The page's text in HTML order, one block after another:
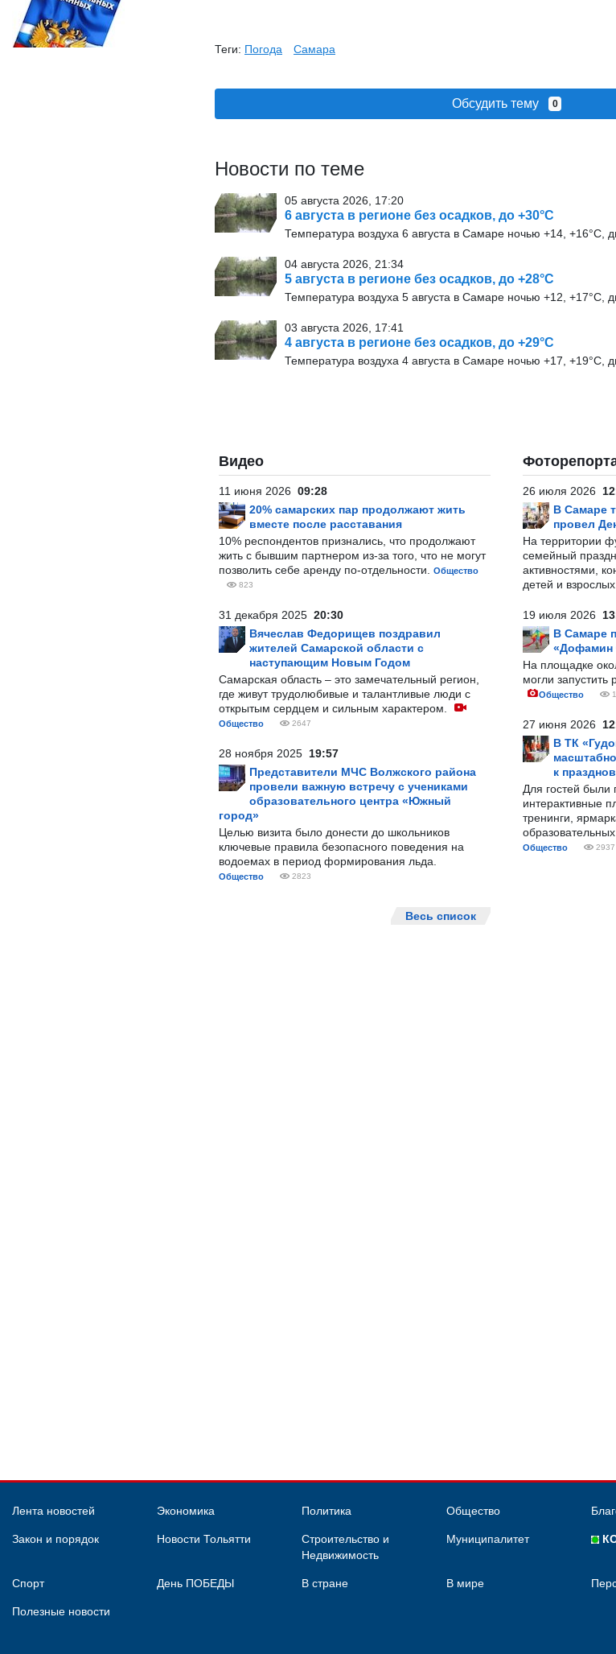
Теги: Погода Самара
Обсудить тему 0
Новости по теме
05 августа 2026, 17:20
6 августа в регионе без осадков, до +30°С
Температура воздуха 6 августа в Самаре ночью +14, +16°С,
04 августа 2026, 21:34
5 августа в регионе без осадков, до +28°С
Температура воздуха 5 августа в Самаре ночью +12, +17°С,
03 августа 2026, 17:41
4 августа в регионе без осадков, до +29°С
Температура воздуха 4 августа в Самаре ночью +17, +19°С,
Видео
11 июня 2026 09:28
20% самарских пар продолжают жить
вместе после расставания
10% респондентов признались, что продолжают
жить с бывшим партнером из-за того, что не могут
позволить себе аренду по-отдельности.
Общество
823
31 декабря 2025 20:30
Вячеслав Федорищев поздравил
жителей Самарской области с
наступающим Новым Годом
Самарская область – это замечательный регион,
где живут трудолюбивые и талантливые люди с
открытым сердцем и сильным характером.
Общество 2647
28 ноября 2025 19:57
Представители МЧС Волжского района
провели важную встречу с учениками
образовательного центра «Южный
город»
Целью визита было донести до школьников
ключевые правила безопасного поведения на
водоемах в период формирования льда.
Общество 2823
Весь список
26 июля 2026
В Самаре
провел
На территории
семейный
активностями,
детей и взрослых.
19 июля 2026
В Самаре
«Дофамин
На площадке
могли запустить
Общество
27 июня 2026
В ТК
к
Для гостей были
интерактивные
тренинги,
Общество 2937
Лента новостей Экономика Политика Общество
Закон и порядок Новости Тольятти
Строительство и
Недвижимость
Муниципалитет
Спорт День ПОБЕДЫ В стране В мире
Полезные новости